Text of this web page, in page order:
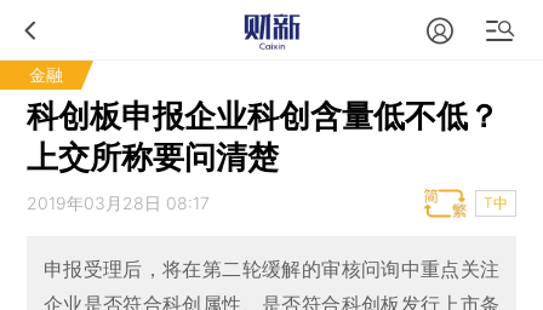
金融
科创板申报企业科创含量低不低？
上交所称要问清楚
2019年03月28日 08:17 T中
申报受理后，将在第二轮缓解的审核问询中重点关注
企业是否符合科创属性、是否符合科创板发行上市条